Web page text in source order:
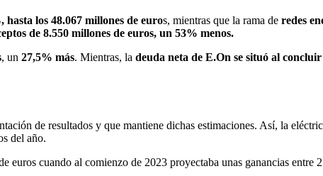
los 48.067 millones de euros, mientras que la rama de redes
de 8.550 millones de euros, un 53% menos.
, un 27,5% más. Mientras, la deuda neta de E.On se situó al
de resultados y que mantiene dichas estimaciones. Así, la
del año.
cuando al comienzo de 2023 proyectaba unas ganancias entre